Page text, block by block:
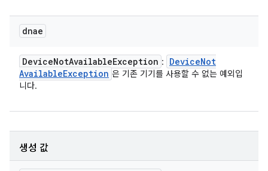
dnae
DeviceNotAvailableException : DeviceNot
AvailableException 은 기존 기기를 사용할 수 없는 예외입
니다.
생성 값